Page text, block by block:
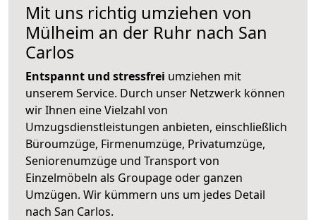
Mit uns richtig umziehen von
Mülheim an der Ruhr nach San
Carlos
Entspannt und stressfrei umziehen mit
unserem Service. Durch unser Netzwerk können
wir Ihnen eine Vielzahl von
Umzugsdienstleistungen anbieten, einschließlich
Büroumzüge, Firmenumzüge, Privatumzüge,
Seniorenumzüge und Transport von
Einzelmöbeln als Groupage oder ganzen
Umzügen. Wir kümmern uns um jedes Detail
nach San Carlos.